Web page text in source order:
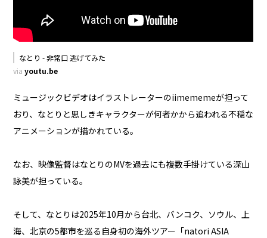
なとり - 非常口 逃げてみた
viayoutu.be
ミュージックビデオはイラストレーターのiimememeが担って
おり、なとりと思しきキャラクターが何者かから追われる不穏な
アニメーションが描かれている。
なお、映像監督はなとりのMVを過去にも複数手掛けている深山
詠美が担っている。
そして、なとりは2025年10月から台北、バンコク、ソウル、上
海、北京の5都市を巡る自身初の海外ツアー「natori ASIA